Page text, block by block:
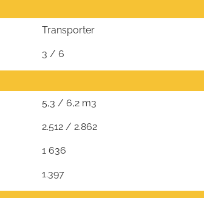
Transporter
3 / 6
5,3 / 6,2 m3
2.512 / 2.862
1 636
1.397